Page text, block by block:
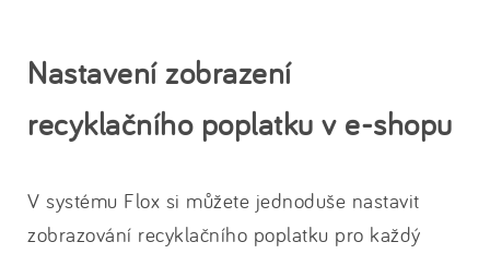
Nastavení zobrazení
recyklačního poplatku v e-shopu
V systému Flox si můžete jednoduše nastavit
zobrazování recyklačního poplatku pro každý